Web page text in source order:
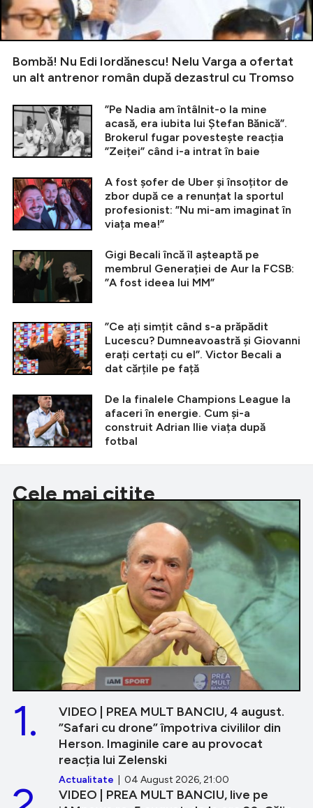
Bombă! Nu Edi Iordănescu! Nelu Varga a ofertat
un alt antrenor român după dezastrul cu Tromso
”Pe Nadia am întâlnit-o la mine
acasă, era iubita lui Ștefan Bănică”.
Brokerul fugar povestește reacția
”Zeiței” când i-a intrat în baie
A fost șofer de Uber și însoțitor de
zbor după ce a renunțat la sportul
profesionist: ”Nu mi-am imaginat în
viața mea!”
Gigi Becali încă îl așteaptă pe
membrul Generației de Aur la FCSB:
”A fost ideea lui MM”
”Ce ați simțit când s-a prăpădit
Lucescu? Dumneavoastră și Giovanni
erați certați cu el”. Victor Becali a
dat cărțile pe față
De la finalele Champions League la
afaceri în energie. Cum și-a
construit Adrian Ilie viața după
fotbal
Cele mai citite
VIDEO | PREA MULT BANCIU, 4 august.
”Safari cu drone” împotriva civililor din
Herson. Imaginile care au provocat
reacția lui Zelenski
Actualitate | 04 August 2026, 21:00
1.
VIDEO | PREA MULT BANCIU, live pe